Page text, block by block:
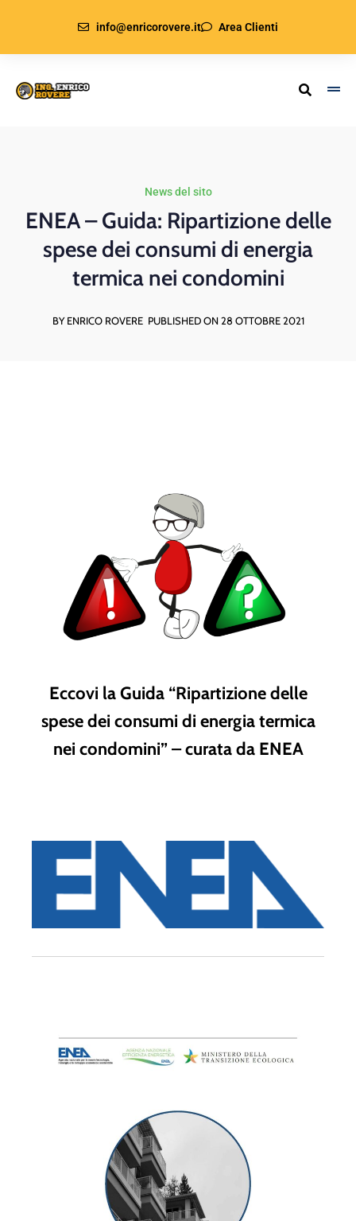
info@enricorovere.it Area Clienti
News del sito
ENEA – Guida: Ripartizione delle
spese dei consumi di energia
termica nei condomini
BY ENRICO ROVERE PUBLISHED ON 28 OTTOBRE 2021
Eccovi la Guida “Ripartizione delle
spese dei consumi di energia termica
nei condomini”– curata da ENEA